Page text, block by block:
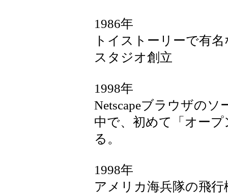
1986年
トイストーリーで有
スタジオ創立
1998年
Netscapeブラウザの
中で、初めて「オー
る。
1998年
アメリカ海兵隊の飛